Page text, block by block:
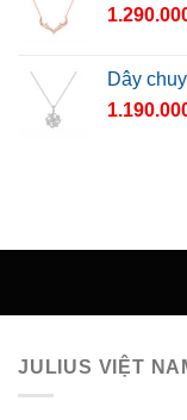
Dây
JULIUS VIỆT